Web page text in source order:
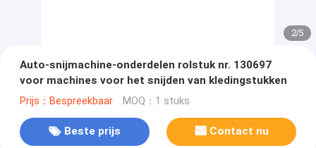
2/5
Auto-snijmachine-onderdelen rolstuk nr. 130697
voor machines voor het snijden van kledingstukken
Prijs：Bespreekbaar MOQ：1 stuks
Beste prijs Contact nu